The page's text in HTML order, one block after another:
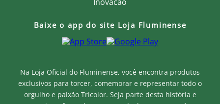
Na Loja Oficial do Fluminense, você encontra produtos
exclusivos para torcer, comemorar e representar todo o
orgulho e paixão Tricolor. Seja parte desta história e
Baixe o app do site Loja Fluminense